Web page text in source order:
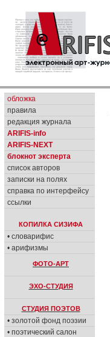
обложка
правила
редакция журнала
ARIFIS-info
ARIFIS-NEXT
блокнот эксперта
список авторов
записки на полях
справка по интерфейсу
ссылки
КОПИЛКА СИЗИФА
• словарифис
• арифизмы
ФОТО-АРТ
ЭХО-СТУДИЯ
СТУДИЯ ПОЭТОВ
• золотой фонд поэзии
• поэтический салон